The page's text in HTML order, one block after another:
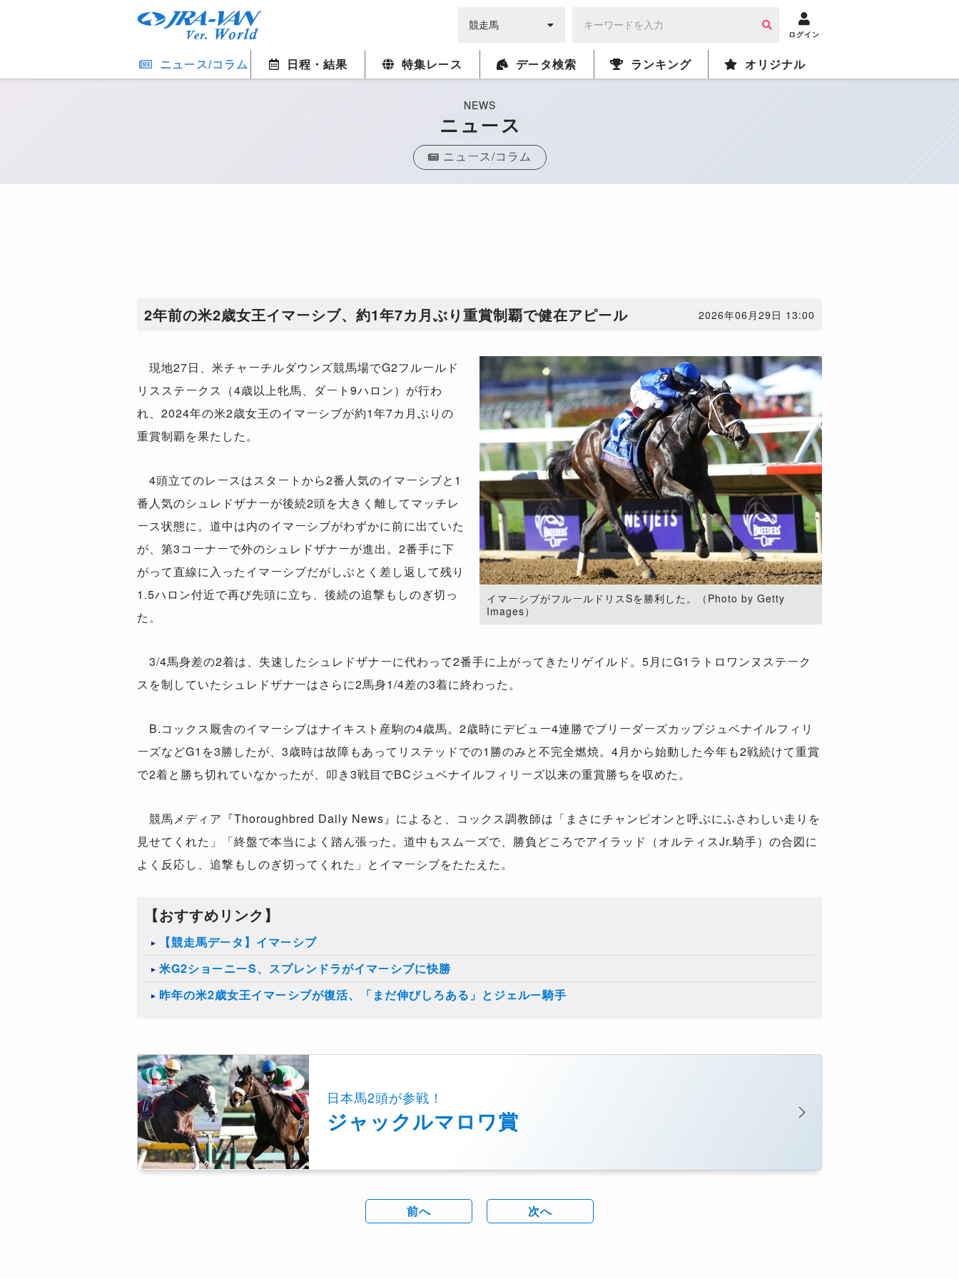
ログイン
ニュース/コラム 日程・結果 特集レース データ検索 ランキング オリジナル
NEWS
ニュース
ニュース/コラム
2年前の米2歳女王イマーシブ、約1年7カ月ぶり重賞制覇で健在アピール 2026年06月29日 13:00
イマーシブがフルールドリスSを勝利した。（Photo by Getty
Images）
現地27日、米チャーチルダウンズ競馬場でG2フルールド
リスステークス（4歳以上牝馬、ダート 9ハロン）が行わ
れ、 2024年の米2歳女王のイマーシブが約1年7カ月ぶりの
重賞制覇を果たした。
4頭立てのレースはスタートから2番人気のイマーシブと 1
番人気のシュレドザナーが後続2頭を大きく離してマッチレ
ース状態に。道中は内のイマーシブがわずかに前に出ていた
が、第3コーナーで外のシュレドザナーが進出。 2番手に下
がって直線に入ったイマーシブだがしぶとく差し返して残り
1.5ハロン付近で再び先頭に立ち、後続の追撃もしのぎ切っ
た。
3/4馬身差の2着は、失速したシュレドザナーに代わって2番手に上がってきたリゲイルド。 5月にG1 ラトロワンヌステーク
スを制していたシュレドザナーはさらに2馬身1/4差の3着に終わった。
B.コックス厩舎のイマーシブはナイキスト産駒の4歳馬。 2歳時にデビュー4連勝でブリーダーズカップジュベナイルフィリ
ーズなどG1 を3勝したが、 3歳時は故障もあってリステッドでの1 勝のみと不完全燃焼。 4月から始動した今年も2戦続けて重賞
で2着と勝ち切れていなかったが、叩き3戦目でBCジュベナイルフィリーズ以来の重賞勝ちを収めた。
競馬メディア『Thoroughbred Daily News』によると、コックス調教師は「まさにチャンピオンと呼ぶにふさわしい走りを
見せてくれた」「終盤で本当によく踏ん張った。道中もスムーズで、勝負どころでアイラッド（オルティスJr.騎手）の合図に
よく反応し、追撃もしのぎ切ってくれた」とイマーシブをたたえた。
【おすすめリンク】
【競走馬データ】イマーシブ
米G2ショーニーS、スプレンドラがイマーシブに快勝
​昨年の米2歳女王イマーシブが復活、「まだ伸びしろある」とジェルー騎手
日本馬2頭が参戦！
ジャックルマロワ賞
前へ 次へ